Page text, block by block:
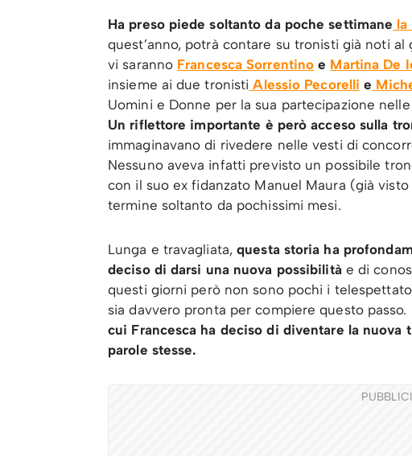
Ha preso piede soltanto da poche settimane la
quest’anno, potrà contare su tronisti già noti
vi saranno Francesca Sorrentino e Martina De
insieme ai due tronisti Alessio Pecorelli e
Uomini e Donne per la sua partecipazione
Un riflettore importante è però acceso sulla
immaginavano di rivedere nelle vesti di
Nessuno aveva infatti previsto un possibile
con il suo ex fidanzato Manuel Maura (già
termine soltanto da pochissimi mesi.
Lunga e travagliata, questa storia ha
deciso di darsi una nuova possibilità e di
questi giorni però non sono pochi i
sia davvero pronta per compiere questo passo.
cui Francesca ha deciso di diventare la nuova
parole stesse.